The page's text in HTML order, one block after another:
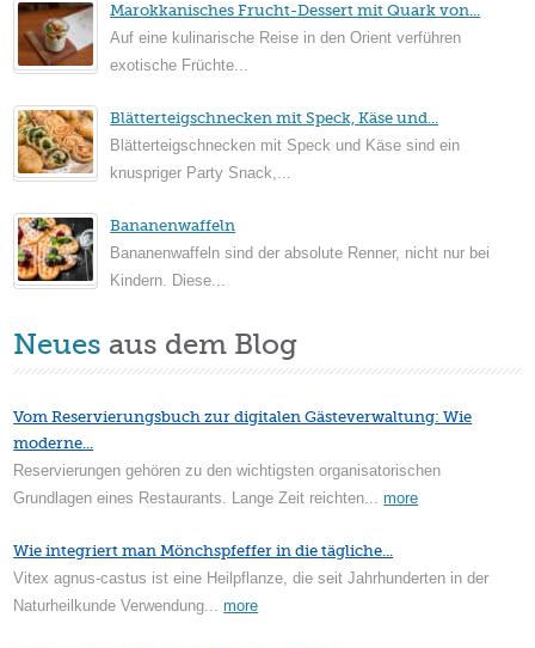
Marokkanisches Frucht-Dessert mit Quark von...
Auf eine kulinarische Reise in den Orient verführen
exotische Früchte...
Blätterteigschnecken mit Speck, Käse und...
Blätterteigschnecken mit Speck und Käse sind ein
knuspriger Party Snack,...
Bananenwaffeln
Bananenwaffeln sind der absolute Renner, nicht nur bei
Kindern. Diese...
Neues aus dem Blog
Vom Reservierungsbuch zur digitalen Gästeverwaltung: Wie
moderne...
Reservierungen gehören zu den wichtigsten organisatorischen
Grundlagen eines Restaurants. Lange Zeit reichten...more
Wie integriert man Mönchspfeffer in die tägliche...
Vitex agnus-castus ist eine Heilpflanze, die seit Jahrhunderten in der
Naturheilkunde Verwendung...more